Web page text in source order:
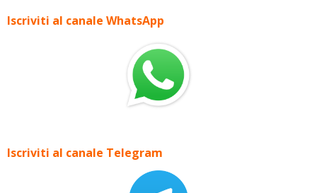
Iscriviti al canale WhatsApp
Iscriviti al canale Telegram